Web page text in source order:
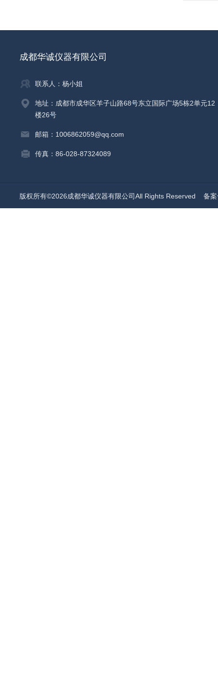
成都华诚仪器有限公司
联系人：杨小姐
地址：成都市成华区羊子山路68号东立国际广场5栋2单元12
楼26号
邮箱：1006862059@qq.com
传真：86-028-87324089
版权所有©2026成都华诚仪器有限公司All Rights Reserved 备